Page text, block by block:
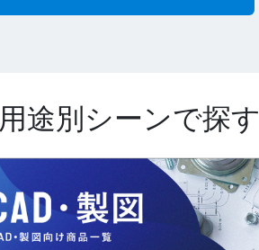
用途別シーンで探す